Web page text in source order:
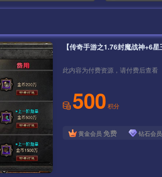
此内容为付费资源，请付费后查看
500 积分
黄金会员 免费 钻石会员